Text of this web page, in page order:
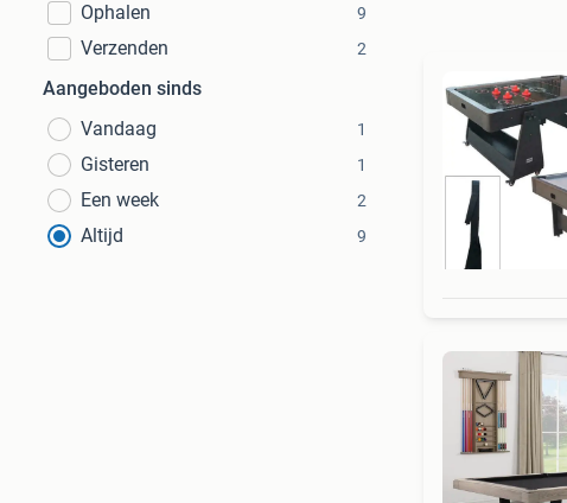
Ophalen
9
Verzenden 2
Aangeboden sinds
Vandaag
1
Gisteren 1
Een week 2
Altijd 9